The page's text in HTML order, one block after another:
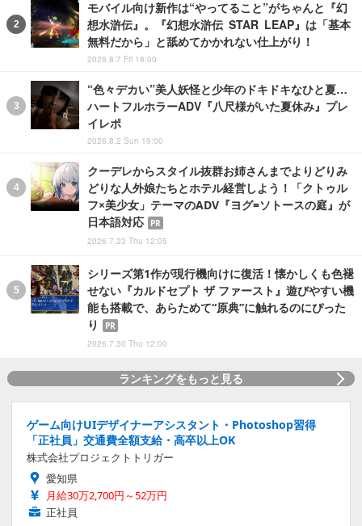
モバイル向け新作は“やってること”がちゃんと『幻
想水滸伝』。『幻想水滸伝 STAR LEAP』は「基本
無料だから」と舐めてかかれない仕上がり！
2026.8.7 Fri 18:00
“色々デカい”美人妖怪と少年のドキドキなひと夏…
ハートフルホラーADV『八尺様がいた夏休み』プレ
イレポ
2026.8.2 Sun 19:00
クーデレからスタイル抜群お姉さんまでよりどりみ
どりな人外娘たちとホテル経営しよう！「クトゥル
フ×美少女」テーマのADV『ヨグ=ソトースの庭』が
日本語対応
PR
2026.7.23 Thu 12:05
シリーズ第1作が現行機向けに復活！懐かしくも色褪
せない『カルドセプト ザ ファースト』遊びやすい機
能も搭載で、あらためて“原典”に触れるのにぴった
り
PR
2026.7.30 Thu 12:00
ランキングをもっと見る
ゲーム向けUIデザイナーアシスタント・Photoshop習得
「正社員」交通費全額支給・高卒以上OK
株式会社プロジェクトトリガー
愛知県
月給30万2,700円～52万円
正社員